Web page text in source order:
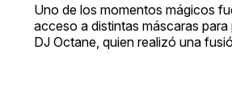
Uno de los momentos mágicos
acceso a distintas máscaras
DJ Octane, quien realizó una